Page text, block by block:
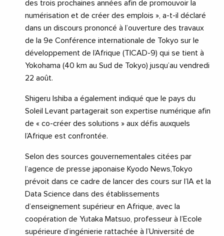
des trois prochaines années afin de promouvoir la
numérisation et de créer des emplois », a-t-il déclaré
dans un discours prononcé à l’ouverture des travaux
de la 9e Conférence internationale de Tokyo sur le
développement de l’Afrique (TICAD-9) qui se tient à
Yokohama (40 km au Sud de Tokyo) jusqu’au vendredi
22 août.
Shigeru Ishiba a également indiqué que le pays du
Soleil Levant partagerait son expertise numérique afin
de « co-créer des solutions » aux défis auxquels
l’Afrique est confrontée.
Selon des sources gouvernementales citées par
l’agence de presse japonaise Kyodo News,Tokyo
prévoit dans ce cadre de lancer des cours sur l’IA et la
Data Science dans des établissements
d’enseignement supérieur en Afrique, avec la
coopération de Yutaka Matsuo, professeur à l’Ecole
supérieure d’ingénierie rattachée à l’Université de